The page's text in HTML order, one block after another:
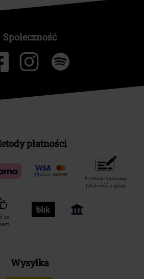
Społeczność
płatności
Przelew bankowy
(płatność z góry)
za
Wysyłka